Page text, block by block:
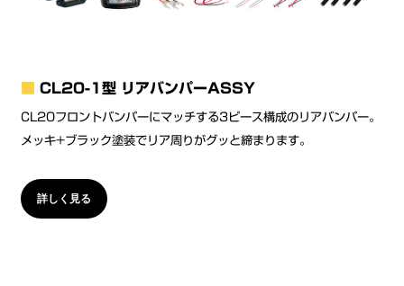
CL20-1型 リアバンパーASSY
CL20フロントバンパーにマッチする3ピース構成のリアバンパー。
メッキ+ブラック塗装でリア周りがグッと締まります。
詳しく見る